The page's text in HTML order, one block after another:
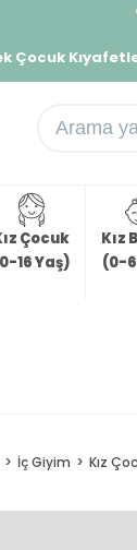
Çocuk
Çocuk
16 Yaş)
Kız
(0-
İç Giyim Kız